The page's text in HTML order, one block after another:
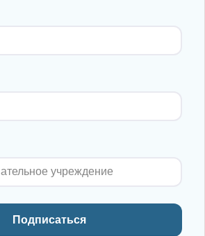
для педагогов
ФГОС"
общеобразовательных организаций
Подписаться